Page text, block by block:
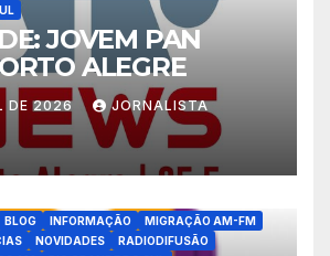
JOVEM PAN
ALEGRE
DE 2026 JORNALISTA
BLOG INFORMAÇÃO
MIGRAÇÃO AM-FM
NOVIDADES
RADIODIFUSÃO